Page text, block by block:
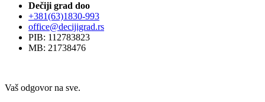
Dečiji grad doo
+381(63)1830-993
office@decijigrad.rs
PIB: 112783823
MB: 21738476
Vaš odgovor na sve.